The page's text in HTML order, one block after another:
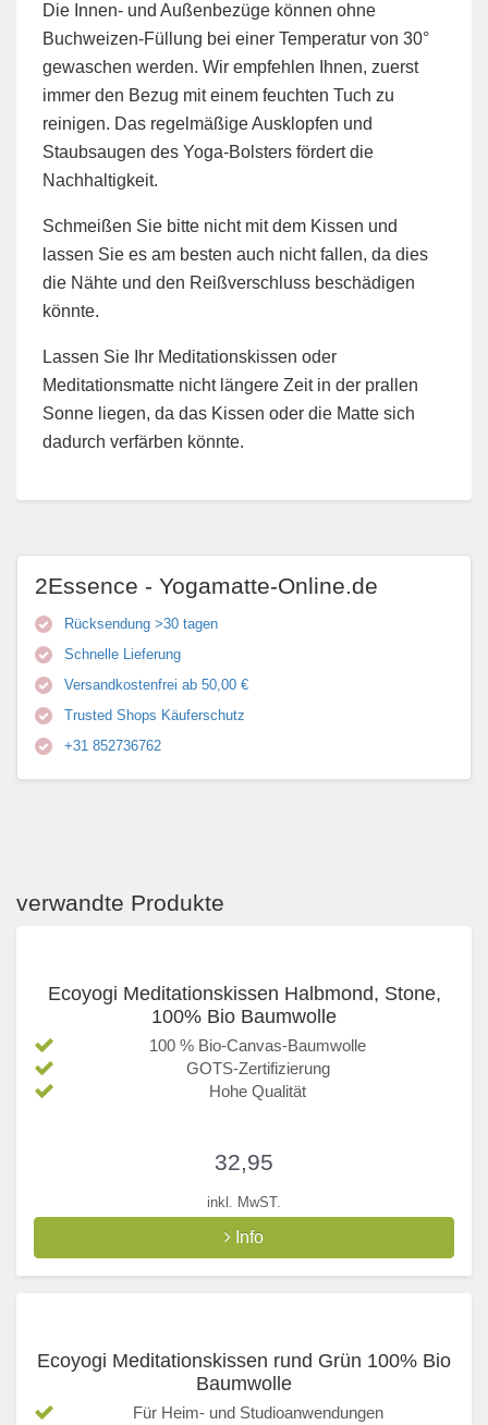
Die Innen- und Außenbezüge können ohne
Buchweizen-Füllung bei einer Temperatur von 30°
gewaschen werden. Wir empfehlen Ihnen, zuerst
immer den Bezug mit einem feuchten Tuch zu
reinigen. Das regelmäßige Ausklopfen und
Staubsaugen des Yoga-Bolsters fördert die
Nachhaltigkeit.
Schmeißen Sie bitte nicht mit dem Kissen und
lassen Sie es am besten auch nicht fallen, da dies
die Nähte und den Reißverschluss beschädigen
könnte.
Lassen Sie Ihr Meditationskissen oder
Meditationsmatte nicht längere Zeit in der prallen
Sonne liegen, da das Kissen oder die Matte sich
dadurch verfärben könnte.
2Essence - Yogamatte-Online.de
Rücksendung >30 tagen
Schnelle Lieferung
Versandkostenfrei ab 50,00 €
Trusted Shops Käuferschutz
+31 852736762
verwandte Produkte
Ecoyogi Meditationskissen Halbmond, Stone,
100% Bio Baumwolle
100 % Bio-Canvas-Baumwolle
GOTS-Zertifizierung
Hohe Qualität
32,95
inkl. MwST.
Info
Ecoyogi Meditationskissen rund Grün 100% Bio
Baumwolle
Für Heim- und Studioanwendungen